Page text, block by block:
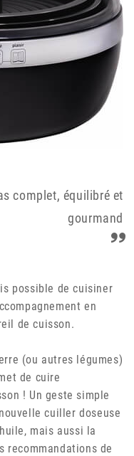
complet, équilibré et
gourmand
possible de cuisiner
en
de cuisson.
(ou autres légumes)
de cuire
! Un geste simple
cuiller doseuse
mais aussi la
recommandations de